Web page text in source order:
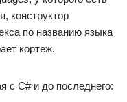
конструктор
по названию языка
кортеж.
с C# и до последнего: